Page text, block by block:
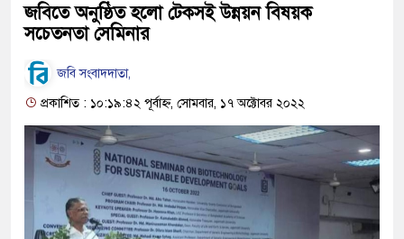
জবিতে অনুষ্ঠিত হলো টেকসই উন্নয়ন বিষয়ক
সচেতনতা সেমিনার
জবি সংবাদদাতা,
প্রকাশিত : ১০:১৯:৪২ পূর্বাহ্ন, সোমবার, ১৭ অক্টোবর ২০২২